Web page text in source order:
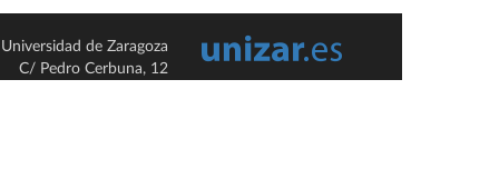
Universidad de Zaragoza
C/ Pedro Cerbuna, 12